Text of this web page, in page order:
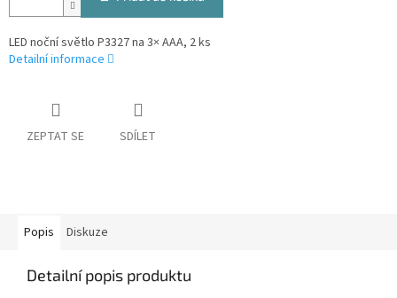
LED noční světlo P3327 na 3× AAA, 2 ks
Detailní informace
ZEPTAT SE SDÍLET
Popis Diskuze
Detailní popis produktu